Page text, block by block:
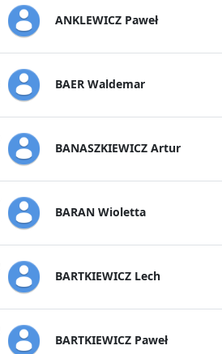
ANKLEWICZ Paweł
BAER Waldemar
BANASZKIEWICZ Artur
BARAN Wioletta
BARTKIEWICZ Lech
BARTKIEWICZ Paweł